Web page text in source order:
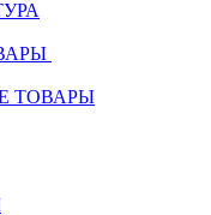
ТОВАРЫ